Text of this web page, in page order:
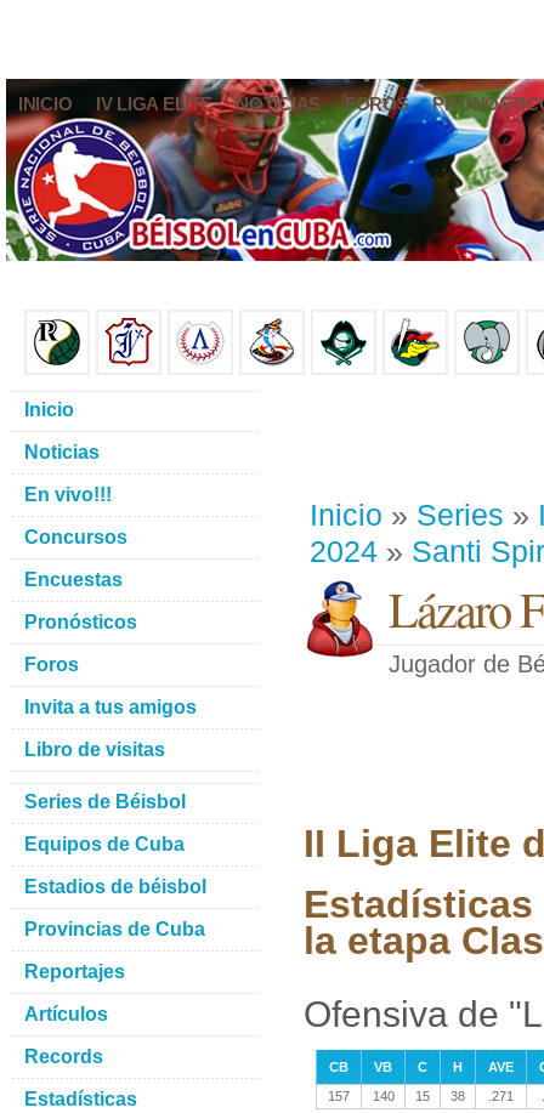
INICIO IV LIGA ELITE NOTICIAS FOROS
Inicio » Series »
2024 » Santi
Lázaro
Jugador de
II Liga Elite
Estadísticas
la etapa
Ofensiva de
CB VB C H AVE
157
140 15 38 .271
Inicio
Noticias
En vivo!!!
Concursos
Encuestas
Pronósticos
Foros
Invita a tus amigos
Libro de visitas
Series de Béisbol
Equipos de Cuba
Estadios de béisbol
Provincias de Cuba
Reportajes
Artículos
Records
Estadísticas